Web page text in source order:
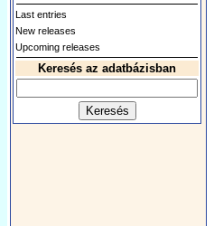
Last entries
New releases
Upcoming releases
Keresés az adatbázisban